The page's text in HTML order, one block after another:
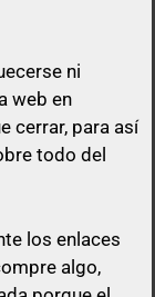
ni
web en
cerrar, para así
todo del
los enlaces
algo,